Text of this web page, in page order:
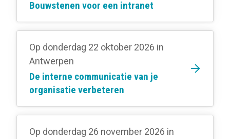
Bouwstenen voor een intranet
Op donderdag 22 oktober 2026 in
Antwerpen
De interne communicatie van je
organisatie verbeteren
Op donderdag 26 november 2026 in